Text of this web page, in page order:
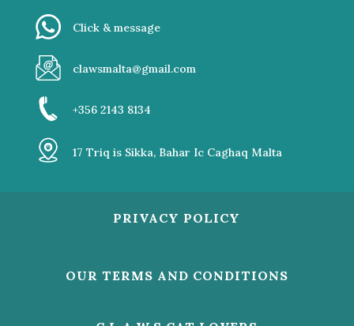
Click & message
clawsmalta@gmail.com
+356 2143 8134
17 Triq is Sikka, Bahar Ic Caghaq Malta
PRIVACY POLICY
OUR TERMS AND CONDITIONS